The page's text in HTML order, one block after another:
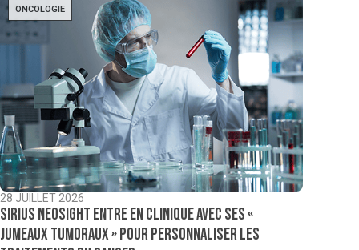
ONCOLOGIE
28 JUILLET 2026
Sirius NeoSight entre en clinique avec ses «
jumeaux tumoraux » pour personnaliser les